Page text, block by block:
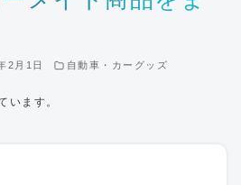
2月1日 自動車・カーグッズ
います。